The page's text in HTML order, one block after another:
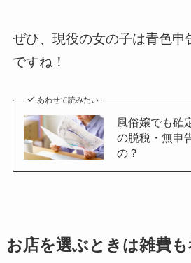
ぜひ、現役の女の子は青色申
ですね！
あわせて読みたい
風俗嬢でも確
の脱税・無申
の？
お店を選ぶときは雑費も